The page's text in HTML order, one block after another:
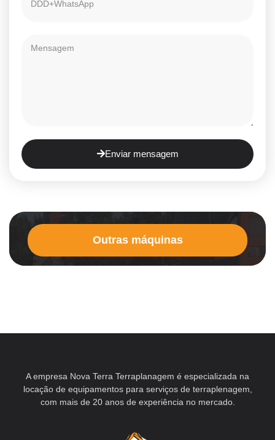
Enviar mensagem
Outras máquinas
A empresa Nova Terra Terraplanagem é especializada na
locação de equipamentos para serviços de terraplenagem,
com mais de 20 anos de experiência no mercado.